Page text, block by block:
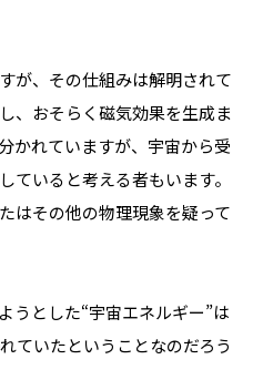
が、その仕組みは解明されて
、おそらく磁気効果を生成ま
かれていますが、宇宙から受
ていると考える者もいます。
はその他の物理現象を疑って
うとした“宇宙エネルギー”は
ていたということなのだろう